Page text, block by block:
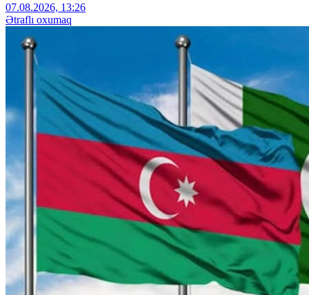
07.08.2026, 13:26
Ətraflı oxumaq